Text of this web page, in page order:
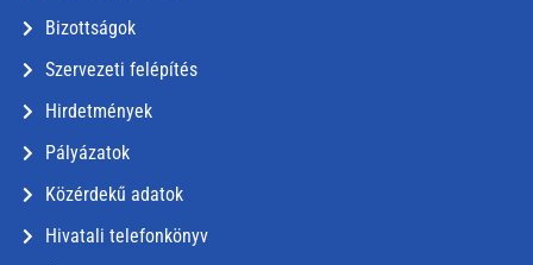
Bizottságok
Szervezeti felépítés
Hirdetmények
Pályázatok
Közérdekű adatok
Hivatali telefonkönyv